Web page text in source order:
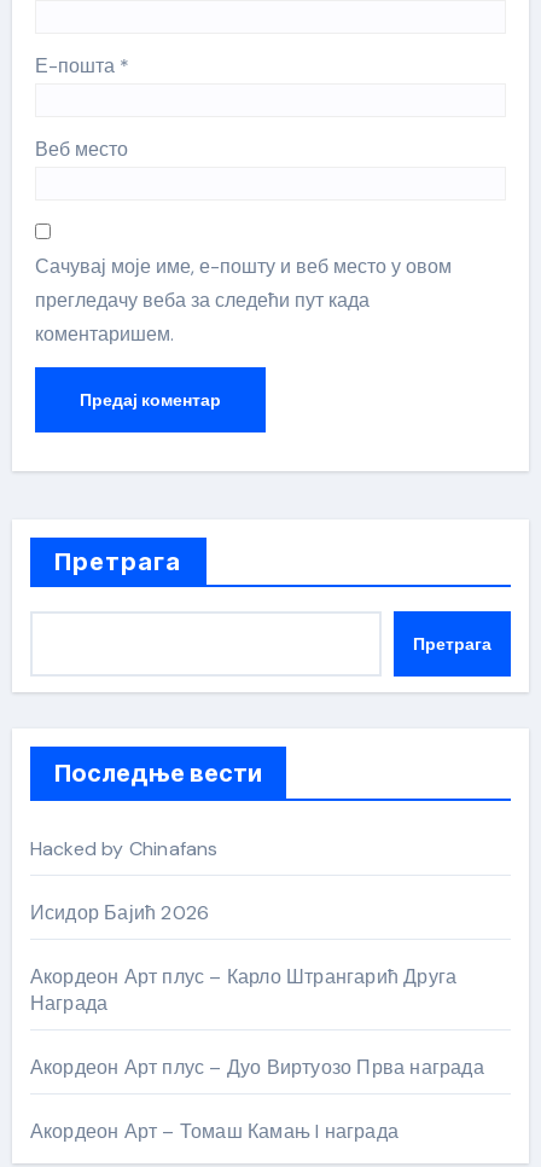
Е-пошта *
Веб место
Сачувај моје име, е-пошту и веб место у овом
прегледачу веба за следећи пут када
коментаришем.
Претрага
Претрага
Последње вести
Hacked by Chinafans
Исидор Бајић 2026
Акордеон Арт плус – Карло Штрангарић Друга
Награда
Акордеон Арт плус – Дуо Виртуозо Прва награда
Акордеон Арт – Томаш Камањ I награда